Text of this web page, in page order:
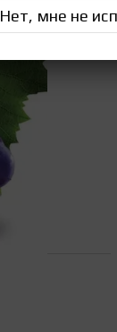
Нет, мне не